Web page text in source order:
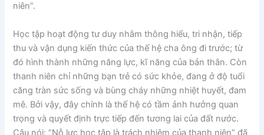
niên”.
Học tập hoạt động tư duy nhằm thông hiểu, tri nhận, tiếp
thu và vận dụng kiến thức của thế hệ cha ông đi trước; từ
đó hình thành những năng lực, kĩ năng của bản thân. Còn
thanh niên chỉ những bạn trẻ có sức khỏe, đang ở độ tuổi
căng tràn sức sống và bùng cháy những nhiệt huyết, đam
mê. Bởi vậy, đây chính là thế hệ có tầm ảnh hưởng quan
trọng và quyết định trực tiếp đến tương lai của đất nước.
Câu nói: “Nỗ lực học tập là trách nhiệm của thanh niên” đã